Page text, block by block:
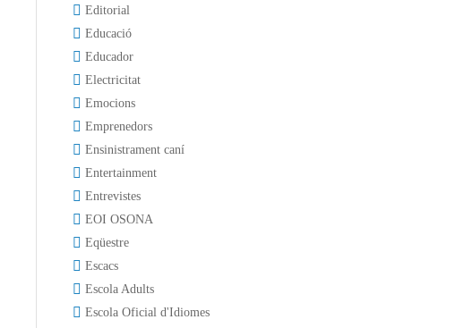
Editorial
Educació
Educador
Electricitat
Emocions
Emprenedors
Ensinistrament caní
Entertainment
Entrevistes
EOI OSONA
Eqüestre
Escacs
Escola Adults
Escola Oficial d'Idiomes